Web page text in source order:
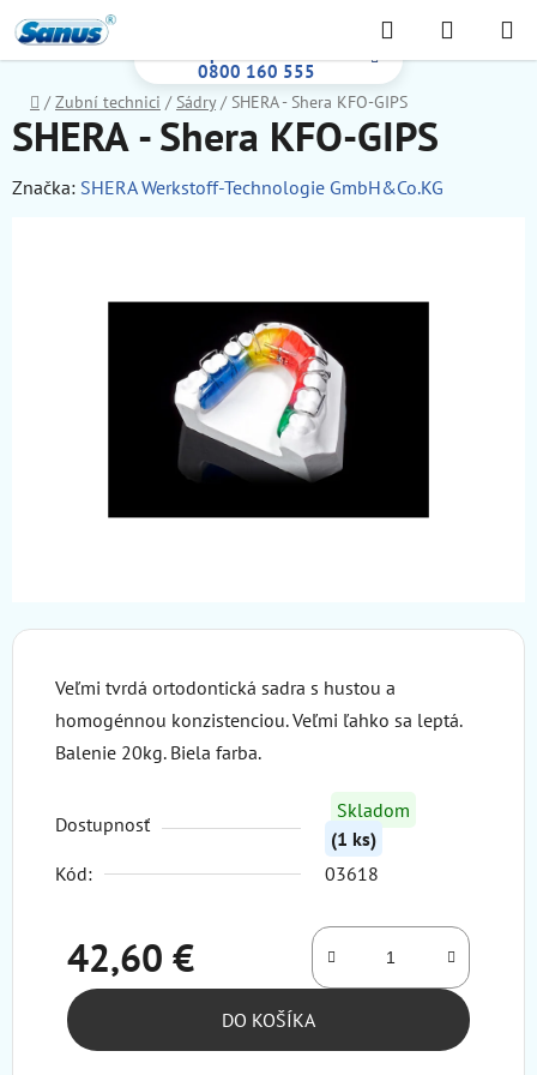
na
obsah
0800 160 555
Hľadať
KOŠÍK
Domov
/ Zubní technici / Sádry / SHERA - Shera KFO-GIPS
Veľmi tvrdá ortodontická sadra s hustou a
homogénnou konzistenciou. Veľmi ľahko sa leptá.
Balenie 20kg. Biela farba.
Dostupnosť
Skladom
(1 ks)
Kód:
03618
42,60 €
Jednotková cena:
DO KOŠÍKA
SHERA - Shera KFO-GIPS
Značka: SHERA Werkstoff-Technologie GmbH&Co.KG